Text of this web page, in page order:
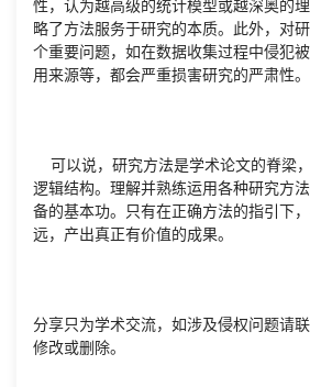
性，认为越高级的统计模型或越深奥的
略了方法服务于研究的本质。此外，对
个重要问题，如在数据收集过程中侵犯
用来源等，都会严重损害研究的严肃性。
可以说，研究方法是学术论文的脊梁
逻辑结构。理解并熟练运用各种研究方
备的基本功。只有在正确方法的指引下
远，产出真正有价值的成果。
分享只为学术交流，如涉及侵权问题请
修改或删除。